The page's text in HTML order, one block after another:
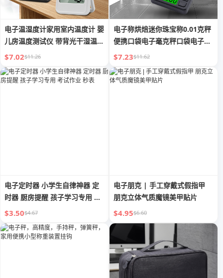
电子温湿度计家用室内温度计 婴
儿房温度测试仪 带背光干湿温度
表
$7.02$11.26
电子称烘焙迷你珠宝称0.01克秤
便携口袋电子毫克秤口袋电子珠
宝秤
$7.23$11.62
电子定时器 小学生自律神器 定
时器 厨房提醒 孩子学习专用 考
试作业 秒表
$3.50$4.67
电子朋克 | 手工穿戴式假指甲
朋克立体气质魔镜美甲贴片
$4.95$6.60